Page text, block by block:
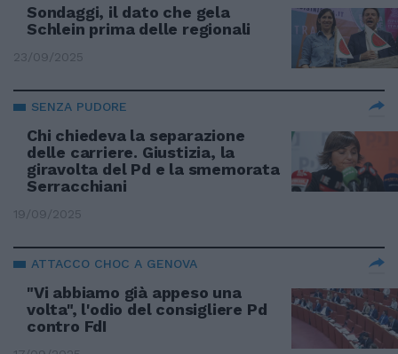
Sondaggi, il dato che gela
Schlein prima delle regionali
23/09/2025
SENZA PUDORE
Chi chiedeva la separazione
delle carriere. Giustizia, la
giravolta del Pd e la smemorata
Serracchiani
19/09/2025
ATTACCO CHOC A GENOVA
"Vi abbiamo già appeso una
volta", l'odio del consigliere Pd
contro FdI